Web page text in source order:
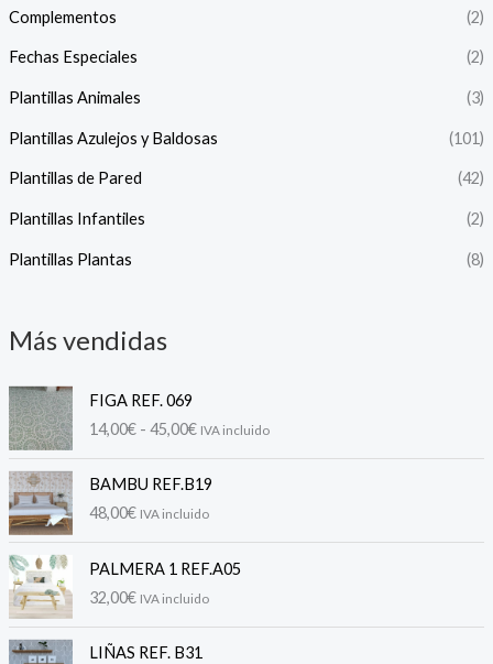
Complementos (2)
Fechas Especiales (2)
Plantillas Animales (3)
Plantillas Azulejos y Baldosas (101)
Plantillas de Pared (42)
Plantillas Infantiles (2)
Plantillas Plantas (8)
Más vendidas
FIGA REF. 069
14,00€ - 45,00€n
g
o
d
r
e
i
IVA incluido
BAMBU REF.B19
48,00€ IVA incluido
PALMERA 1 REF.A05
32,00€ IVA incluido
LIÑAS REF. B31